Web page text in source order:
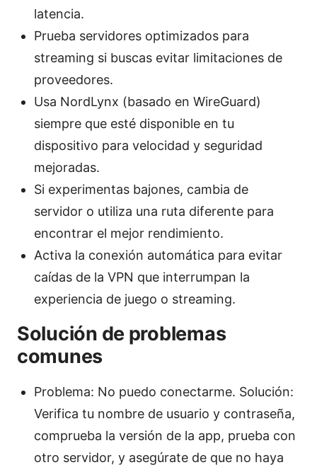
latencia.
Prueba servidores optimizados para
streaming si buscas evitar limitaciones de
proveedores.
Usa NordLynx (basado en WireGuard)
siempre que esté disponible en tu
dispositivo para velocidad y seguridad
mejoradas.
Si experimentas bajones, cambia de
servidor o utiliza una ruta diferente para
encontrar el mejor rendimiento.
Activa la conexión automática para evitar
caídas de la VPN que interrumpan la
experiencia de juego o streaming.
Solución de problemas
comunes
Problema: No puedo conectarme. Solución:
Verifica tu nombre de usuario y contraseña,
comprueba la versión de la app, prueba con
otro servidor, y asegúrate de que no haya